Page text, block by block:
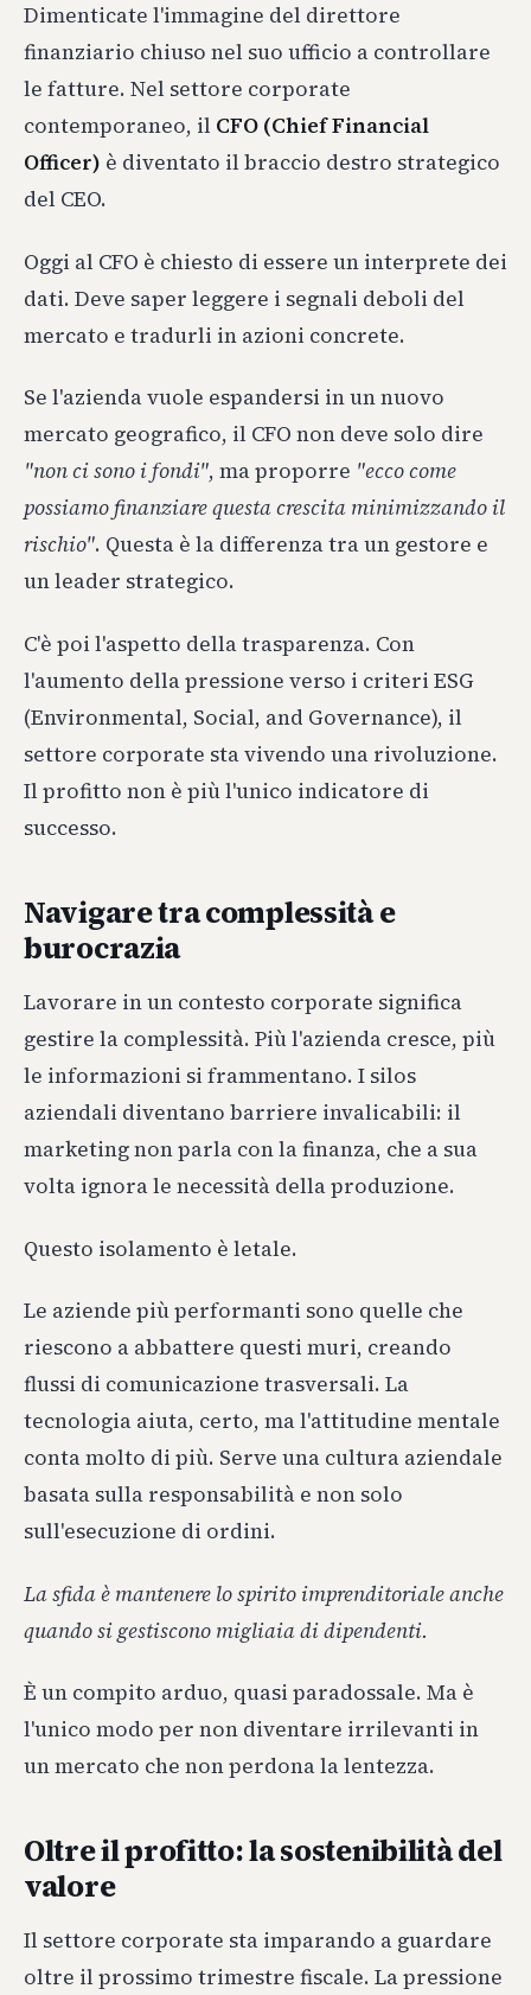
Dimenticate l'immagine del direttore
finanziario chiuso nel suo ufficio a controllare
le fatture. Nel settore corporate
contemporaneo, il CFO (Chief Financial
Officer) è diventato il braccio destro strategico
del CEO.
Oggi al CFO è chiesto di essere un interprete dei
dati. Deve saper leggere i segnali deboli del
mercato e tradurli in azioni concrete.
Se l'azienda vuole espandersi in un nuovo
mercato geografico, il CFO non deve solo dire
"non ci sono i fondi", ma proporre "ecco come
possiamo finanziare questa crescita minimizzando il
rischio". Questa è la differenza tra un gestore e
un leader strategico.
C'è poi l'aspetto della trasparenza. Con
l'aumento della pressione verso i criteri ESG
(Environmental, Social, and Governance), il
settore corporate sta vivendo una rivoluzione.
Il profitto non è più l'unico indicatore di
successo.
Navigare tra complessità e
burocrazia
Lavorare in un contesto corporate significa
gestire la complessità. Più l'azienda cresce, più
le informazioni si frammentano. I silos
aziendali diventano barriere invalicabili: il
marketing non parla con la finanza, che a sua
volta ignora le necessità della produzione.
Questo isolamento è letale.
Le aziende più performanti sono quelle che
riescono a abbattere questi muri, creando
flussi di comunicazione trasversali. La
tecnologia aiuta, certo, ma l'attitudine mentale
conta molto di più. Serve una cultura aziendale
basata sulla responsabilità e non solo
sull'esecuzione di ordini.
La sfida è mantenere lo spirito imprenditoriale anche
quando si gestiscono migliaia di dipendenti.
È un compito arduo, quasi paradossale. Ma è
l'unico modo per non diventare irrilevanti in
un mercato che non perdona la lentezza.
Oltre il profitto: la sostenibilità del
valore
Il settore corporate sta imparando a guardare
oltre il prossimo trimestre fiscale. La pressione